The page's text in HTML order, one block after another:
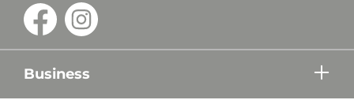
Business